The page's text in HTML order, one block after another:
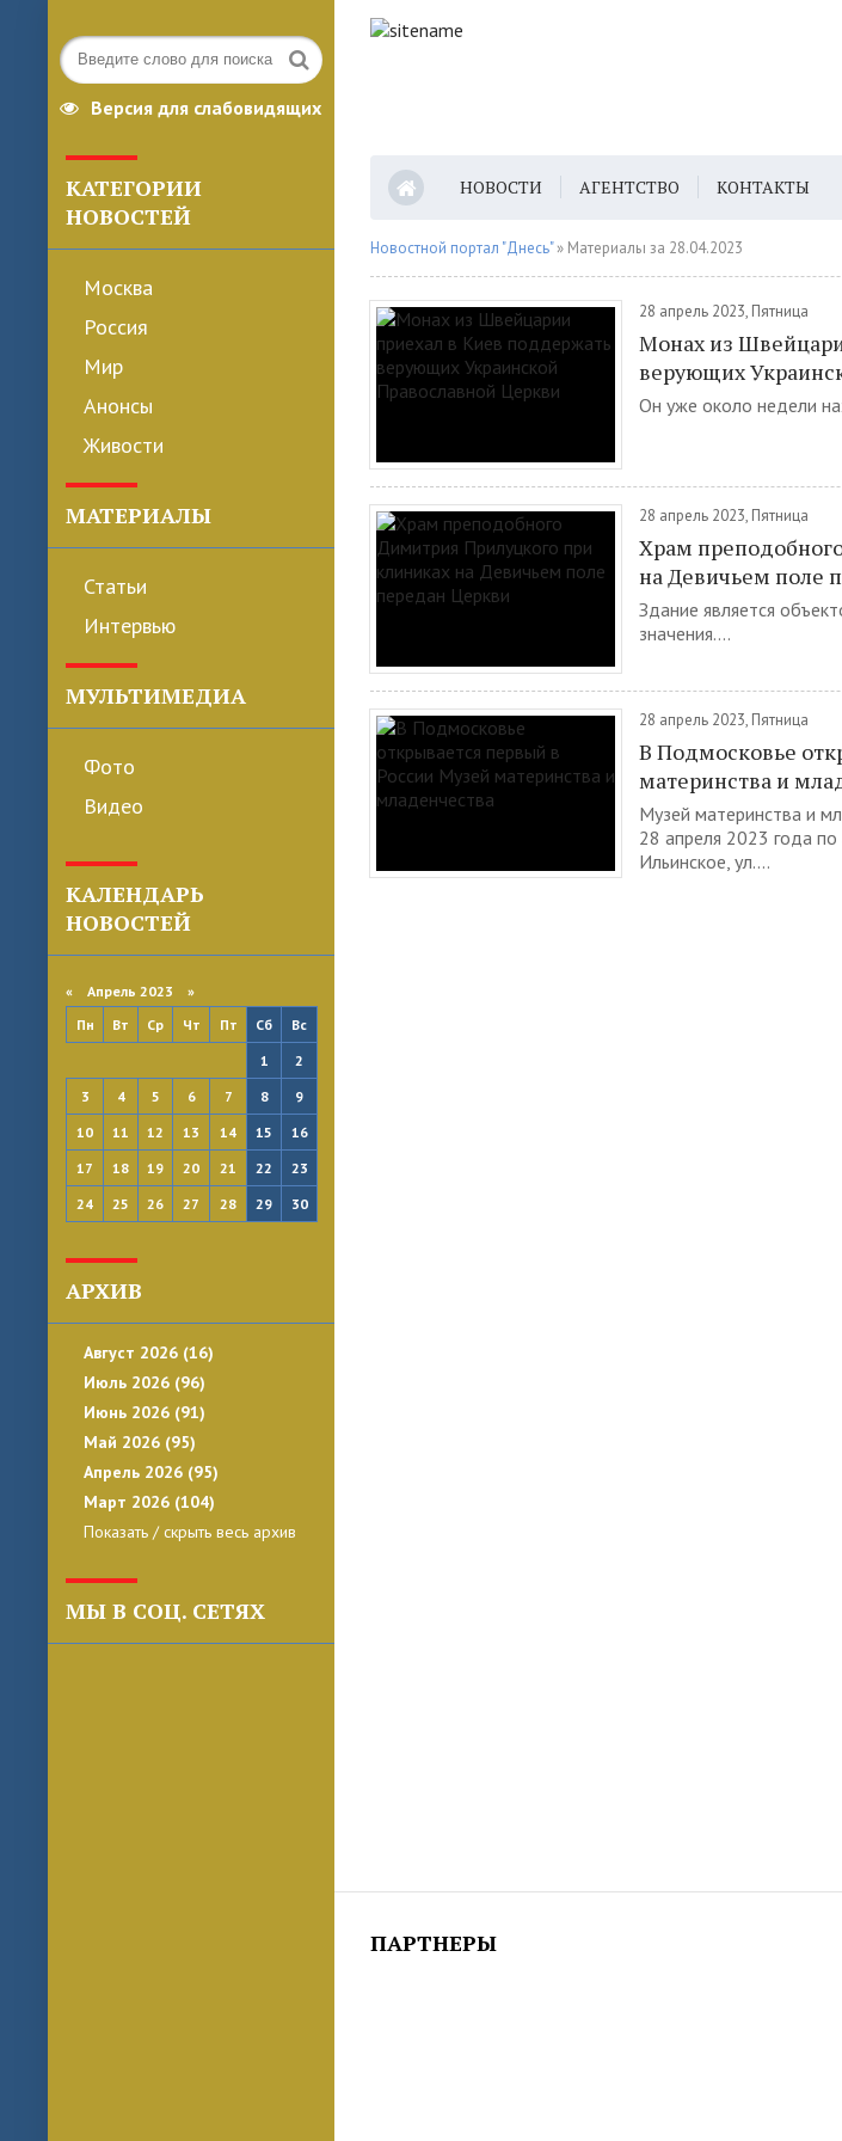
Версия для слабовидящих
КАТЕГОРИИ
НОВОСТЕЙ
Москва
Россия
Мир
Анонсы
Живости
МАТЕРИАЛЫ
Статьи
Интервью
МУЛЬТИМЕДИА
Фото
Видео
КАЛЕНДАРЬ
НОВОСТЕЙ
« Апрель 2023 »
Пн
Вт Ср Чт Пт Сб
Вс
1
2
3
4 5 6 7 8
9
10
11 12 13 14 15
16
17
18 19 20 21 22
23
24
25 26 27 28 29 30
АРХИВ
Август 2026 (16)
Июль 2026 (96)
Июнь 2026 (91)
Май 2026 (95)
Апрель 2026 (95)
Март 2026 (104)
Показать / скрыть весь архив
МЫ В СОЦ. СЕТЯХ
НОВОСТИ АГЕНТСТВО
КОНТАКТЫ
Новостной портал "Днесь"» Материалы за 28.04.2023
28 апрель 2023, Пятница
Монах из
верующих
Он уже около недели
28 апрель 2023, Пятница
Храм
на Девичьем поле
Здание является
значения....
28 апрель 2023, Пятница
В Подмосковье
материнства и
Музей материнства и
28 апреля 2023 года по
Ильинское, ул....
ПАРТНЕРЫ